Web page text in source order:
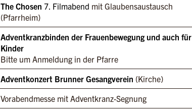
The Chosen 7. Filmabend mit Glaubensaustausch
(Pfarrheim)
Adventkranzbinden der Frauenbewegung und auch für
Kinder
Bitte um Anmeldung in der Pfarre
Adventkonzert Brunner Gesangverein (Kirche)
Vorabendmesse mit Adventkranz-Segnung